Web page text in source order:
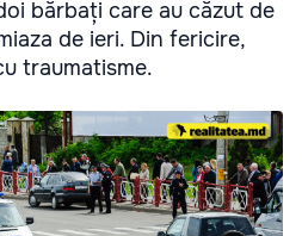
bărbați care au căzut de
de ieri. Din fericire,
traumatisme.